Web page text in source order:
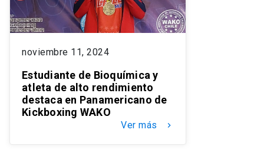
noviembre 11, 2024
Estudiante de Bioquímica y
atleta de alto rendimiento
destaca en Panamericano de
Kickboxing WAKO
Ver más keyboard_arrow_right